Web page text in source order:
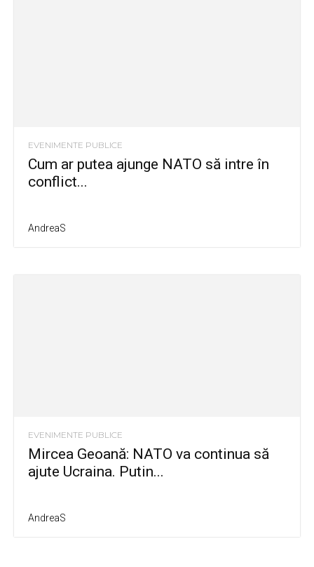
EVENIMENTE PUBLICE
Cum ar putea ajunge NATO să intre în
conflict...
AndreaS
EVENIMENTE PUBLICE
Mircea Geoană: NATO va continua să
ajute Ucraina. Putin...
AndreaS